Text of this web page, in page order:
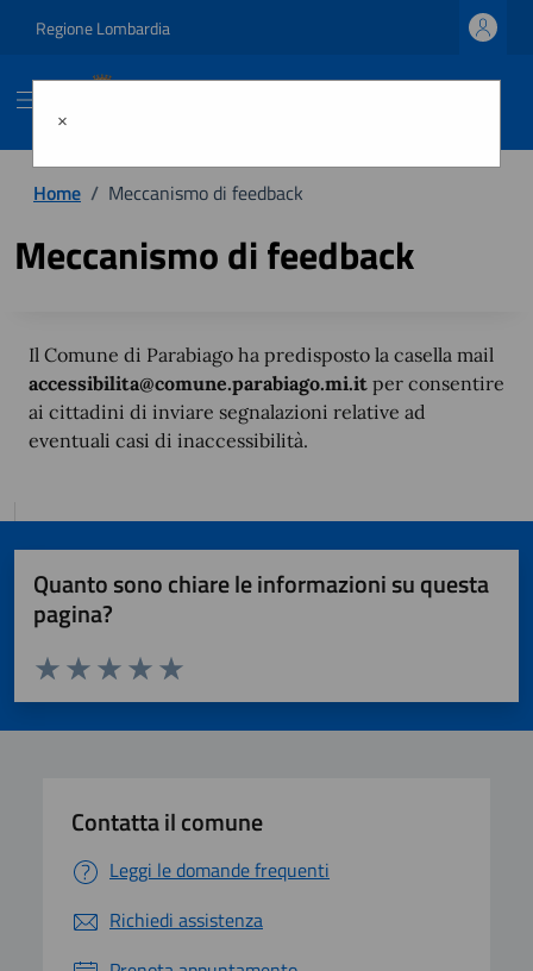
Regione Lombardia
Home / Meccanismo di feedback
Meccanismo di feedback
Il Comune di Parabiago ha predisposto la casella mail
accessibilita@comune.parabiago.mi.it per consentire
ai cittadini di inviare segnalazioni relative ad
eventuali casi di inaccessibilità.
Quanto sono chiare le informazioni su questa
pagina?
Valuta da 1 a 5 stelle la pagina
Valuta 5 stelle su 5
Valuta 4 stelle su 5
Valuta 3 stelle su 5
Valuta 2 stelle su 5
Valuta 1 stelle su 5
Contatta il comune
Leggi le domande frequenti
Richiedi assistenza
×